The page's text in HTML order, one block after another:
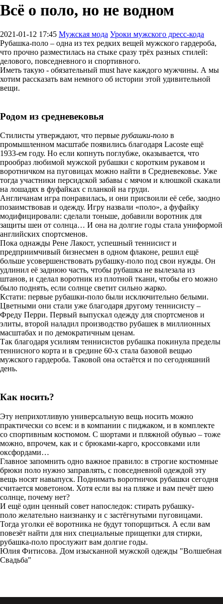
Всё о поло, но не водном
2021-01-12 17:45 Мужская мода Уроки мужского дресс-кода
Рубашка-поло – одна из тех редких вещей мужского гардероба,
что прочно разместилась на стыке сразу трёх разных стилей:
делового, повседневного и спортивного.
Иметь такую - обязательный must have каждого мужчины. А мы
хотим рассказать вам немного об истории этой удивительной
вещи.
Родом из средневековья
Стилисты утверждают, что первые рубашки-поло в
промышленном масштабе появились благодаря Lacoste ещё
1933-ем году. Но если копнуть поглубже, оказывается, что
прообраз любимой мужской рубашки с коротким рукавом и
воротничком на пуговицах можно найти в Средневековье. Уже
тогда участники персидской забавы с мячом и клюшкой скакали
на лошадях в фуфайках с планкой на груди.
Англичанам игра понравилась, и они присвоили её себе, заодно
позаимствовав и одежду. Игру назвали «поло», а фуфайку
модифицировали: сделали тоньше, добавили воротник для
защиты шеи от солнца… И она на долгие годы стала униформой
английских спортсменов.
Пока однажды Рене Лакост, успешный теннисист и
предприимчивый бизнесмен в одном флаконе, решил ещё
больше усовершенствовать рубашку-поло под свои нужды. Он
удлинил её заднюю часть, чтобы рубашка не вылезала из
штанов, и сделал воротник из плотной ткани, чтобы его можно
было поднять, если солнце светит сильно жарко.
Кстати: первые рубашки-поло были исключительно белыми.
Цветными они стали уже благодаря другому теннисисту –
Фреду Перри. Первый выпускал одежду для спортсменов и
элиты, второй наладил производство рубашек в миллионных
масштабах и по демократичным ценам.
Так благодаря усилиям теннисистов рубашка покинула пределы
теннисного корта и в средине 60-х стала базовой вещью
мужского гардероба. Таковой она остаётся и по сегодняшний
день.
Как носить?
Эту неприхотливую универсальную вещь носить можно
практически со всем: и в компании с пиджаком, и в комплекте
со спортивным костюмом. С шортами и пляжной обувью – тоже
можно, впрочем, как и с брюками-карго, кроссовками или
оксфордами…
Главное запомнить одно важное правило: в строгие костюмные
брюки поло нужно заправлять, с повседневной одеждой эту
вещь носят навыпуск. Поднимать воротничок рубашки сегодня
считается моветоном. Хотя если вы на пляже и вам печёт шею
солнце, почему нет?
И ещё один ценный совет напоследок: стирать рубашку-
поло желательно наизнанку и с застёгнутыми пуговицами.
Тогда уголки её воротника не будут топорщиться. А если вам
повезёт найти для них специальные прищепки для стирки,
рубашка-поло прослужит вам долгие годы.
Юлия Фитисова. Дом изысканной мужской одежды "Волшебная
Свадьба"